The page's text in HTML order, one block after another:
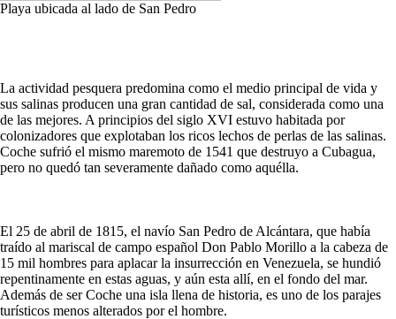
Playa ubicada al lado de San Pedro
La actividad pesquera predomina como el medio principal de vida y
sus salinas producen una gran cantidad de sal, considerada como una
de las mejores. A principios del siglo XVI estuvo habitada por
colonizadores que explotaban los ricos lechos de perlas de las salinas.
Coche sufrió el mismo maremoto de 1541 que destruyo a Cubagua,
pero no quedó tan severamente dañado como aquélla.
El 25 de abril de 1815, el navío San Pedro de Alcántara, que había
traído al mariscal de campo español Don Pablo Morillo a la cabeza de
15 mil hombres para aplacar la insurrección en Venezuela, se hundió
repentinamente en estas aguas, y aún esta allí, en el fondo del mar.
Además de ser Coche una isla llena de historia, es uno de los parajes
turísticos menos alterados por el hombre.